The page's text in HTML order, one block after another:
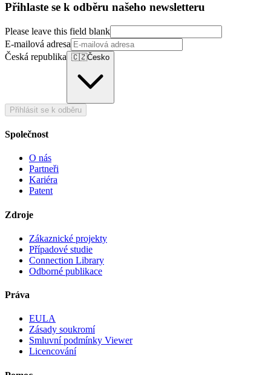
Přihlaste se k odběru našeho newsletteru
Please leave this field blank
E-mailová adresa
Česká republika 🇨🇿Česko
Přihlásit se k odběru
Společnost
O nás
Partneři
Kariéra
Patent
Zdroje
Zákaznické projekty
Případové studie
Connection Library
Odborné publikace
Práva
EULA
Zásady soukromí
Smluvní podmínky Viewer
Licencování